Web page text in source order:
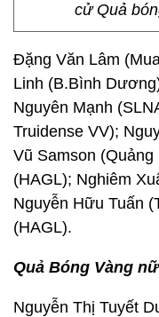
cử Quả
Đặng Văn Lâm
Linh (B.Bình
Nguyên Mạnh
Truidense VV);
Vũ Samson (Quảng
(HAGL); Nghiêm
Nguyễn Hữu Tuấn
(HAGL).
Quả Bóng Vàng
Nguyễn Thị Tuyết